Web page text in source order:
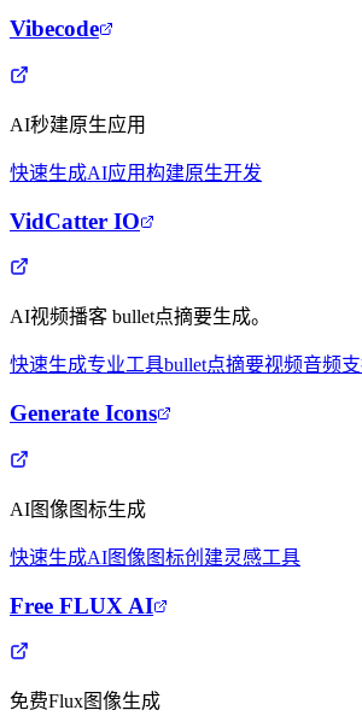
Vibecode
AI秒建原生应用
快速生成AI应用构建原生开发
VidCatter IO
AI视频播客 bullet点摘要生成。
快速生成专业工具bullet点摘要视频音频
Generate Icons
AI图像图标生成
快速生成AI图像 图标创建灵感工具
Free FLUX AI
免费Flux图像生成